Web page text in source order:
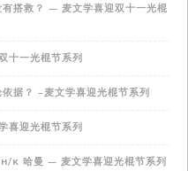
搭救？ — 麦文学喜迎双十一光棍
十一光棍节系列
据？ –麦文学喜迎光棍节系列
喜迎光棍节系列
K 哈曼 — 麦文学喜迎光棍节系列